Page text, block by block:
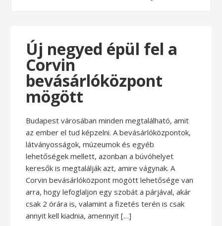
Új negyed épül fel a
Corvin
bevásárlóközpont
mögött
Budapest városában minden megtalálható, amit
az ember el tud képzelni. A bevásárlóközpontok,
látványosságok, múzeumok és egyéb
lehetőségek mellett, azonban a búvóhelyet
keresők is megtalálják azt, amire vágynak. A
Corvin bevásárlóközpont mögött lehetősége van
arra, hogy lefoglaljon egy szobát a párjával, akár
csak 2 órára is, valamint a fizetés terén is csak
annyit kell kiadnia, amennyit […]